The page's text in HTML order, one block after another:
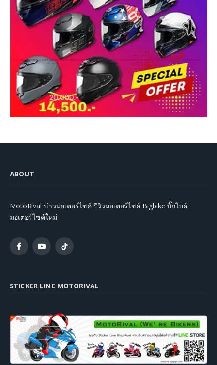
ABOUT
MotoRival ข่าวมอเตอร์ไซค์ รีวิวมอเตอร์ไซค์ Bigbike บิ๊กไบค์
มอเตอร์ไซค์ใหม่
FacebookYouTubeTikTok
STICKER LINE MOTORIVAL